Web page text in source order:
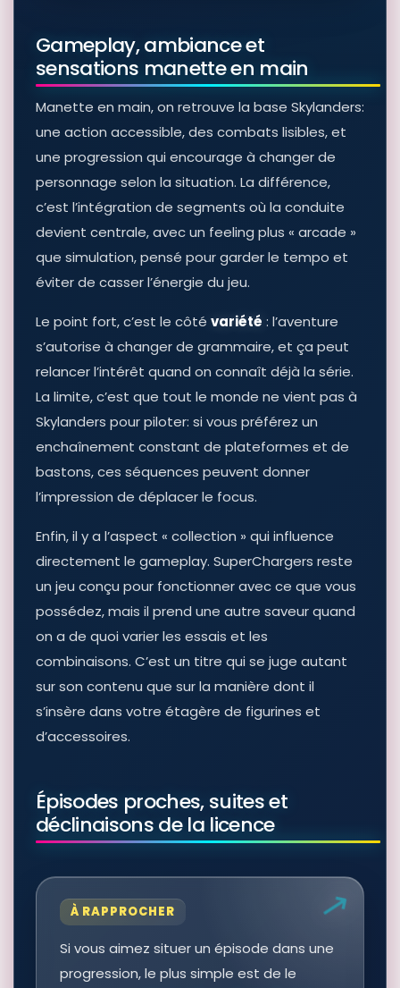
Gameplay, ambiance et
sensations manette en main
Manette en main, on retrouve la base Skylanders:
une action accessible, des combats lisibles, et
une progression qui encourage à changer de
personnage selon la situation. La différence,
c’est l’intégration de segments où la conduite
devient centrale, avec un feeling plus « arcade »
que simulation, pensé pour garder le tempo et
éviter de casser l’énergie du jeu.
Le point fort, c’est le côté variété : l’aventure
s’autorise à changer de grammaire, et ça peut
relancer l’intérêt quand on connaît déjà la série.
La limite, c’est que tout le monde ne vient pas à
Skylanders pour piloter: si vous préférez un
enchaînement constant de plateformes et de
bastons, ces séquences peuvent donner
l’impression de déplacer le focus.
Enfin, il y a l’aspect « collection » qui influence
directement le gameplay. SuperChargers reste
un jeu conçu pour fonctionner avec ce que vous
possédez, mais il prend une autre saveur quand
on a de quoi varier les essais et les
combinaisons. C’est un titre qui se juge autant
sur son contenu que sur la manière dont il
s’insère dans votre étagère de figurines et
d’accessoires.
Épisodes proches, suites et
déclinaisons de la licence
À RAPPROCHER
Si vous aimez situer un épisode dans une
progression, le plus simple est de le